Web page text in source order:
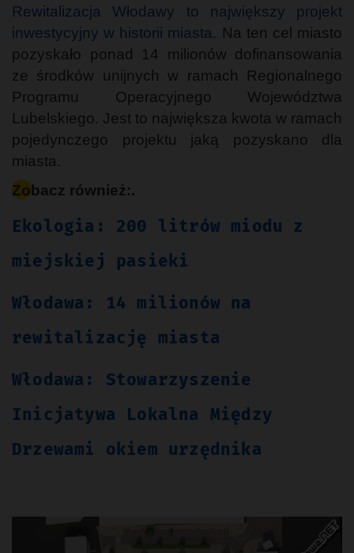
Rewitalizacja Włodawy to największy projekt
inwestycyjny w historii miasta. Na ten cel miasto
pozyskało ponad 14 milionów dofinansowania
ze środków unijnych w ramach Regionalnego
Programu Operacyjnego Województwa
Lubelskiego. Jest to największa kwota w ramach
pojedynczego projektu jaką pozyskano dla
miasta.
Zobacz również:.
Ekologia: 200 litrów miodu z
miejskiej pasieki
Włodawa: 14 milionów na
rewitalizację miasta
Włodawa: Stowarzyszenie
Inicjatywa Lokalna Między
Drzewami okiem urzędnika